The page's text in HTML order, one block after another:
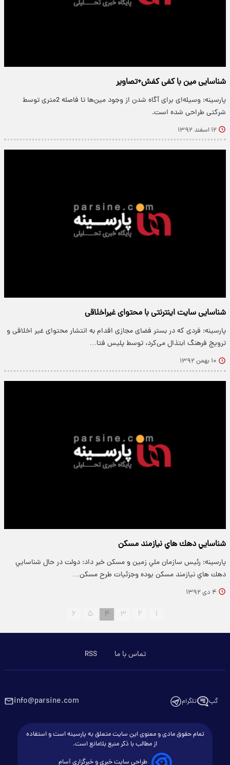
شناسایی مین با کفی کفش+تصاویر
پارسینه: وسیله‌ای برای آگاه شدن از وجود مین‌ها تا فاصله 2متری توسط
شرکتی طراحی شده است.
۱۲ اسفند ۱۳۹۲
شناسایی سایت اینترنتی با محتوای غیراخلاقی
پارسینه: فردی که در بستر فضای مجازی اقدام به انتشار محتوای غیر اخلاقی و
ترویج فرهنگ ابتذال می‌کرد، توسط پلیس فتا…
۱۰ بهمن ۱۳۹۲
شناسايي دهك هاي نيازمند مسكن
پارسینه: رئيس سازمان ملي زمين و مسكن خبر داد: دولت در حال شناسايي
دهك هاي نيازمند مسكن بوده وجزئيات طرح مسكن…
۴ دی ۱۳۹۲
۱ ۲ ۳ ۴ ۵ ۶
تماس با ما RSS
گپ تلگرام info@parsine.com
تمام حقوق مادی و معنوی این سایت متعلق به پارسینه است و استفاده
از مطالب با ذکر منبع بلامانع است.
طراحی سایت خبری و خبرگزاری آسام